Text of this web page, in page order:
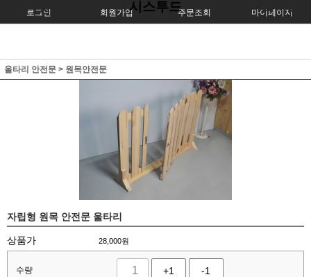
로그인 회원가입 주문조회 마이페이지
시스투드
울타리 안전문 > 원목안전문
자립형 원목 안전문 울타리
상품가 28,000원
수량 +1 -1